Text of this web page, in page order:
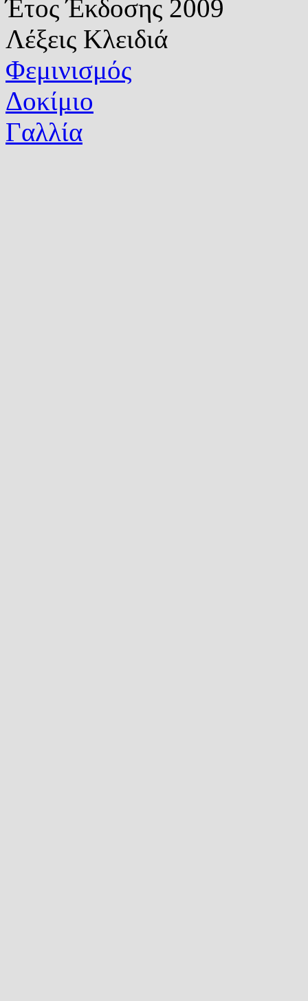
Έτος Έκδοσης 2009
Λέξεις Κλειδιά
Φεμινισμός
Δοκίμιο
Γαλλία